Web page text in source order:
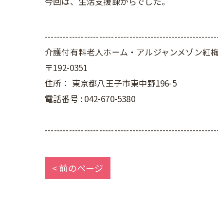
介護付有料老人ホーム・アルジャンメゾン紅
〒192-0351
住所： 東京都八王子市東中野196-5
電話番号 : 042-670-5380
< 前のページ